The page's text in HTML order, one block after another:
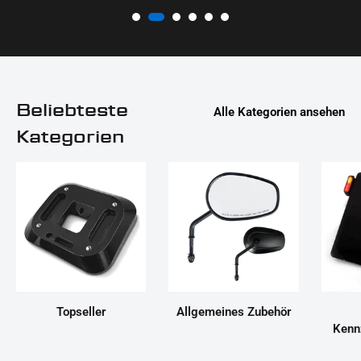
Beliebteste
Kategorien
Alle Kategorien ansehen
Topseller
Allgemeines Zubehör